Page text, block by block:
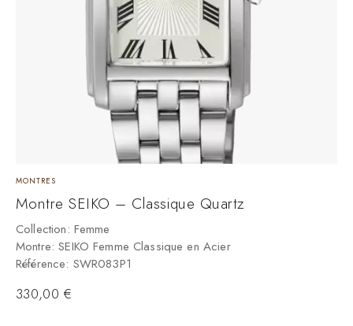
MONTRES
Montre SEIKO – Classique Quartz
Collection: Femme
Montre: SEIKO Femme Classique en Acier
Référence: SWR083P1
330,00 €